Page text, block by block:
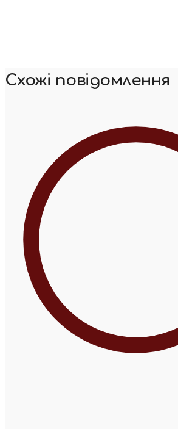
Схожі повідомлення